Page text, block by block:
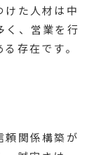
けた人材は中
く、営業を行
存在です。
頼関係構築が